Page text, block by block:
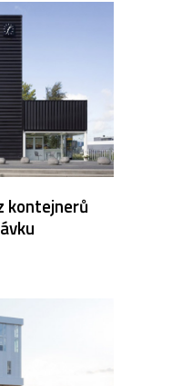
kontejnerů